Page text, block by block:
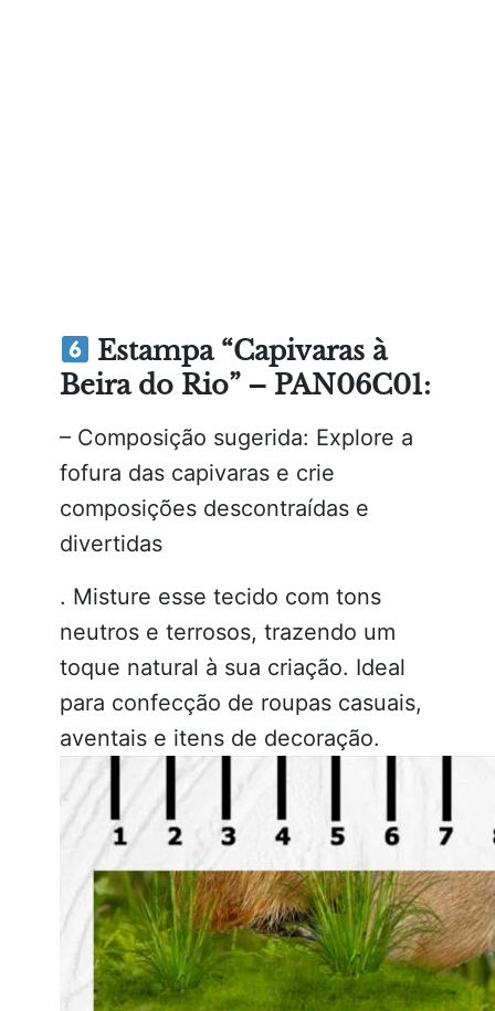
Estampa “Capivaras à
Beira do Rio” – PAN06C01:
– Composição sugerida: Explore a
fofura das capivaras e crie
composições descontraídas e
divertidas
. Misture esse tecido com tons
neutros e terrosos, trazendo um
toque natural à sua criação. Ideal
para confecção de roupas casuais,
aventais e itens de decoração.